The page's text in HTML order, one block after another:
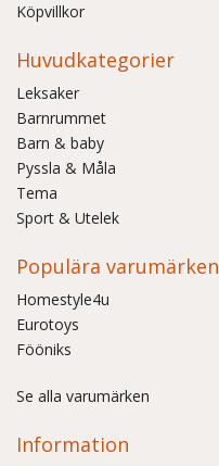
Köpvillkor
Huvudkategorier
Leksaker
Barnrummet
Barn & baby
Pyssla & Måla
Tema
Sport & Utelek
Populära varumärken
Homestyle4u
Eurotoys
Fööniks
Se alla varumärken
Information